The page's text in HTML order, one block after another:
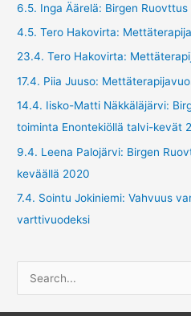
6.5. Inga Äärelä: Birgen
4.5. Tero Hakovirta:
23.4. Tero Hakovirta:
17.4. Piia Juuso:
14.4. Iisko-Matti Näkkäläjärvi:
toiminta Enontekiöllä talvi-kevät
9.4. Leena Palojärvi: Birgen
keväällä 2020
7.4. Sointu Jokiniemi: Vahvuus
varttivuodeksi
e